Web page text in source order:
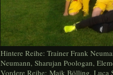
Hintere Reihe: Trainer Frank
Neumann, Sharujan Poologan,
Vordere Reihe: Maik Bölling, Luca